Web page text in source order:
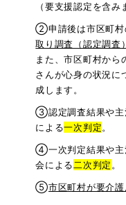
（要支援認定を含み
②申請後は市区町村
取り調査（認定調査
また、市区町村から
さんが心身の状況に
成します。
③認定調査結果や主
による一次判定。
④一次判定結果や主
会による 二次判定 。
⑤市区町村が要介護